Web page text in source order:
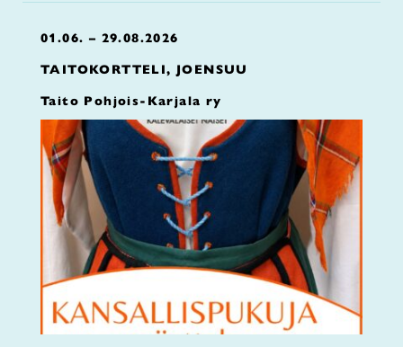
01.06. – 29.08.2026
TAITOKORTTELI, JOENSUU
Taito Pohjois-Karjala ry